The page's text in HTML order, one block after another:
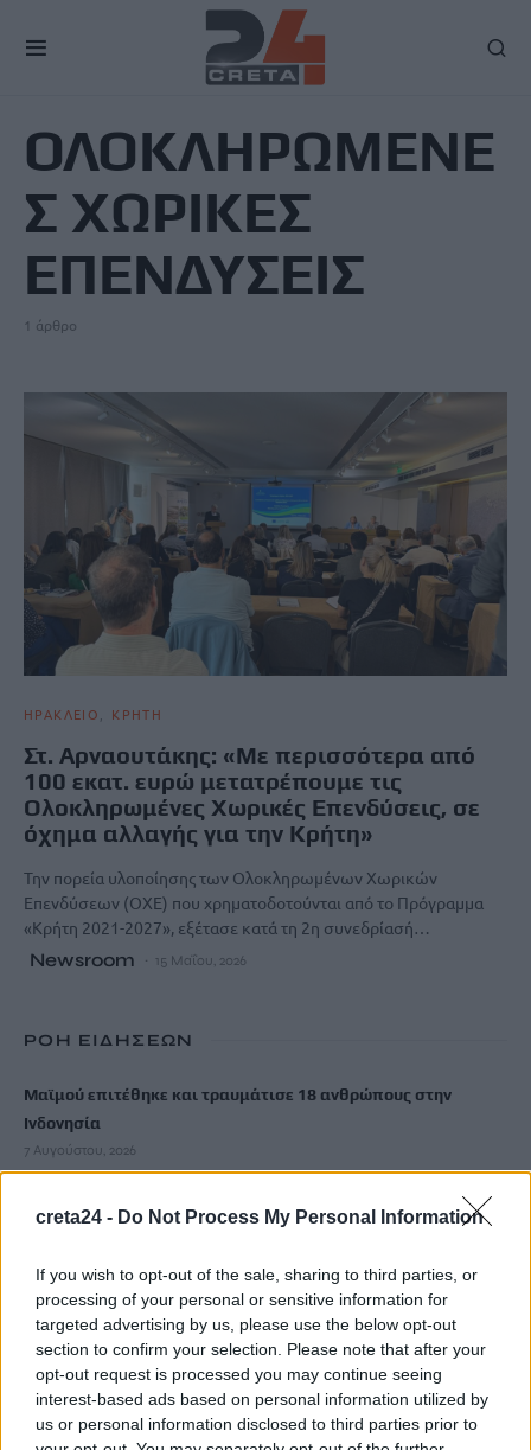
creta24 - Do Not Process My Personal Information
If you wish to opt-out of the sale, sharing to third parties, or
processing of your personal or sensitive information for
targeted advertising by us, please use the below opt-out
section to confirm your selection. Please note that after your
opt-out request is processed you may continue seeing
interest-based ads based on personal information utilized by
us or personal information disclosed to third parties prior to
ΟΛΟΚΛΗΡΩΜΕΝΕ
Σ ΧΩΡΙΚΕΣ
ΕΠΕΝΔΥΣΕΙΣ
1 άρθρο
ΗΡΑΚΛΕΙΟ ΚΡΗΤΗ
Στ. Αρναουτάκης: «Με περισσότερα από
100 εκατ. ευρώ μετατρέπουμε τις
Ολοκληρωμένες Χωρικές Επενδύσεις, σε
όχημα αλλαγής για την Κρήτη»
Την πορεία υλοποίησης των Ολοκληρωμένων Χωρικών
Επενδύσεων (ΟΧΕ) που χρηματοδοτούνται από το Πρόγραμμα
«Κρήτη 2021-2027», εξέτασε κατά τη 2η συνεδρίασή…
Newsroom 15 Μαΐου, 2026
ΡΟΗ ΕΙΔΗΣΕΩΝ
Μαϊμού επιτέθηκε και τραυμάτισε 18 ανθρώπους στην
Ινδονησία
7 Αυγούστου, 2026
Ριφιφί: Η σειρά του Σωτήρη Τσαφούλια έρχεται στον Alpha
Κρίση στη Θέουτα: Ιταλικό «όχι» στο ισπανικό τελεσίγραφο
για τους ελέγχους στα σύνορα
7 Αυγούστου, 2026
Υπουργείο Μετανάστευσης: Σχεδόν 1 εκατ. ευρώ για σχολικές